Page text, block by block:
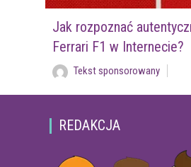
Jak rozpoznać
Ferrari F1 w Internecie?
Tekst sponsorowany
REDAKCJA